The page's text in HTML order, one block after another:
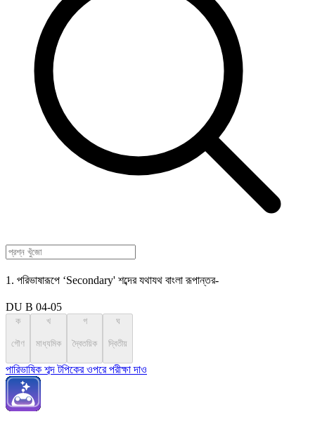
1. পরিভাষারূপে ‘Secondary' শব্দের যথাযথ বাংলা রূপান্তর-
DU B 04-05
ক
গৌণ
খ
মাধ্যমিক
গ
দ্বৈতয়িক
ঘ
দ্বিতীয়
পারিভাষিক শব্দ টপিকের ওপরে পরীক্ষা দাও